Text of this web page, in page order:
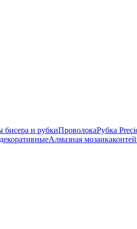
бисера и рубкиПроволокаРубка
Алмазная мозаика